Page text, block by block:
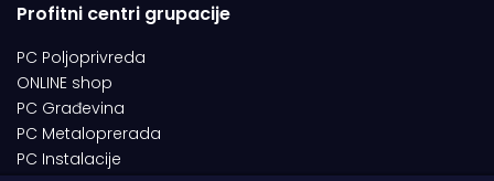
Profitni centri grupacije
PC Poljoprivreda
ONLINE shop
PC Građevina
PC Metaloprerada
PC Instalacije